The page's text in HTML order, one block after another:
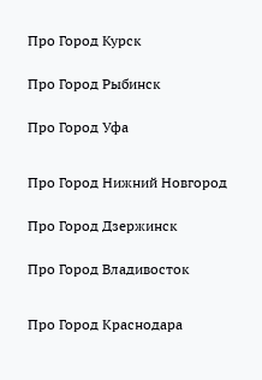
Про Город Курск
Про Город Рыбинск
Про Город Уфа
Про Город Нижний Новгород
Про Город Дзержинск
Про Город Владивосток
Про Город Краснодара